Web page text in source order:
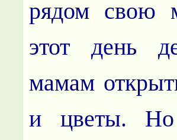
рядом свою
этот день
мамам
и цветы. Но